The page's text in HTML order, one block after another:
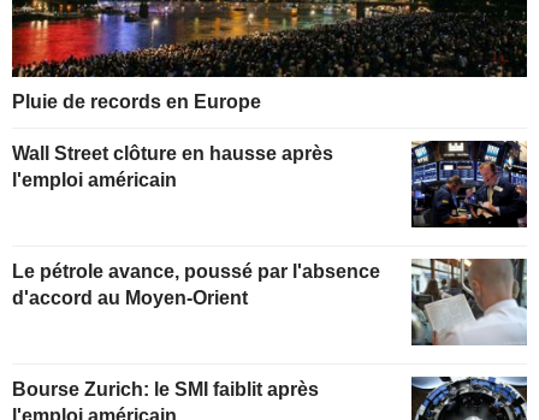
Pluie de records en Europe
Wall Street clôture en hausse après
l'emploi américain
Le pétrole avance, poussé par l'absence
d'accord au Moyen-Orient
Bourse Zurich: le SMI faiblit après
l'emploi américain